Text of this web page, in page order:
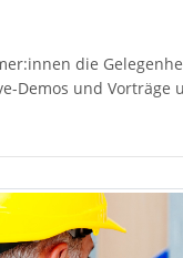
die
Demos und Vorträge